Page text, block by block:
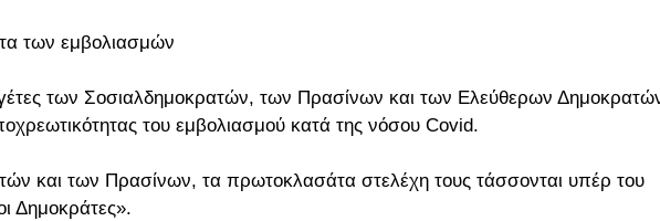
των εμβολιασμών
των Σοσιαλδημοκρατών, των Πρασίνων και των Ελεύθερων
του εμβολιασμού κατά της νόσου Covid.
και των Πρασίνων, τα πρωτοκλασάτα στελέχη τους τάσσονται υπέρ του
Δημοκράτες».